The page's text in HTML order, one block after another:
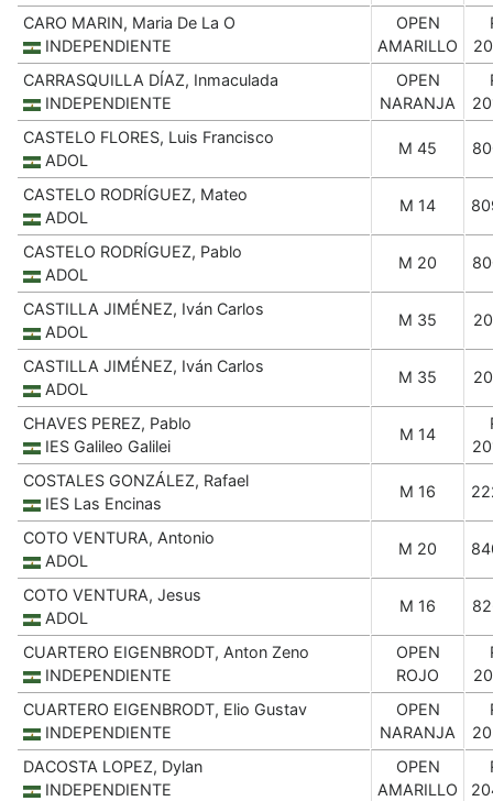
CARO MARIN, Maria De La O
INDEPENDIENTE
OPEN
AMARILLO
CARRASQUILLA DÍAZ, Inmaculada
INDEPENDIENTE
OPEN
NARANJA
CASTELO FLORES, Luis Francisco
ADOL
M 45
CASTELO RODRÍGUEZ, Mateo
ADOL
M 14
CASTELO RODRÍGUEZ, Pablo
ADOL
M 20
CASTILLA JIMÉNEZ, Iván Carlos
ADOL
M 35
CASTILLA JIMÉNEZ, Iván Carlos
ADOL
M 35
CHAVES PEREZ, Pablo
IES Galileo Galilei
M 14
COSTALES GONZÁLEZ, Rafael
IES Las Encinas
M 16
COTO VENTURA, Antonio
ADOL
M 20
COTO VENTURA, Jesus
ADOL
M 16
CUARTERO EIGENBRODT, Anton Zeno
INDEPENDIENTE
OPEN
ROJO
CUARTERO EIGENBRODT, Elio Gustav
INDEPENDIENTE
OPEN
NARANJA
DACOSTA LOPEZ, Dylan
INDEPENDIENTE
OPEN
AMARILLO